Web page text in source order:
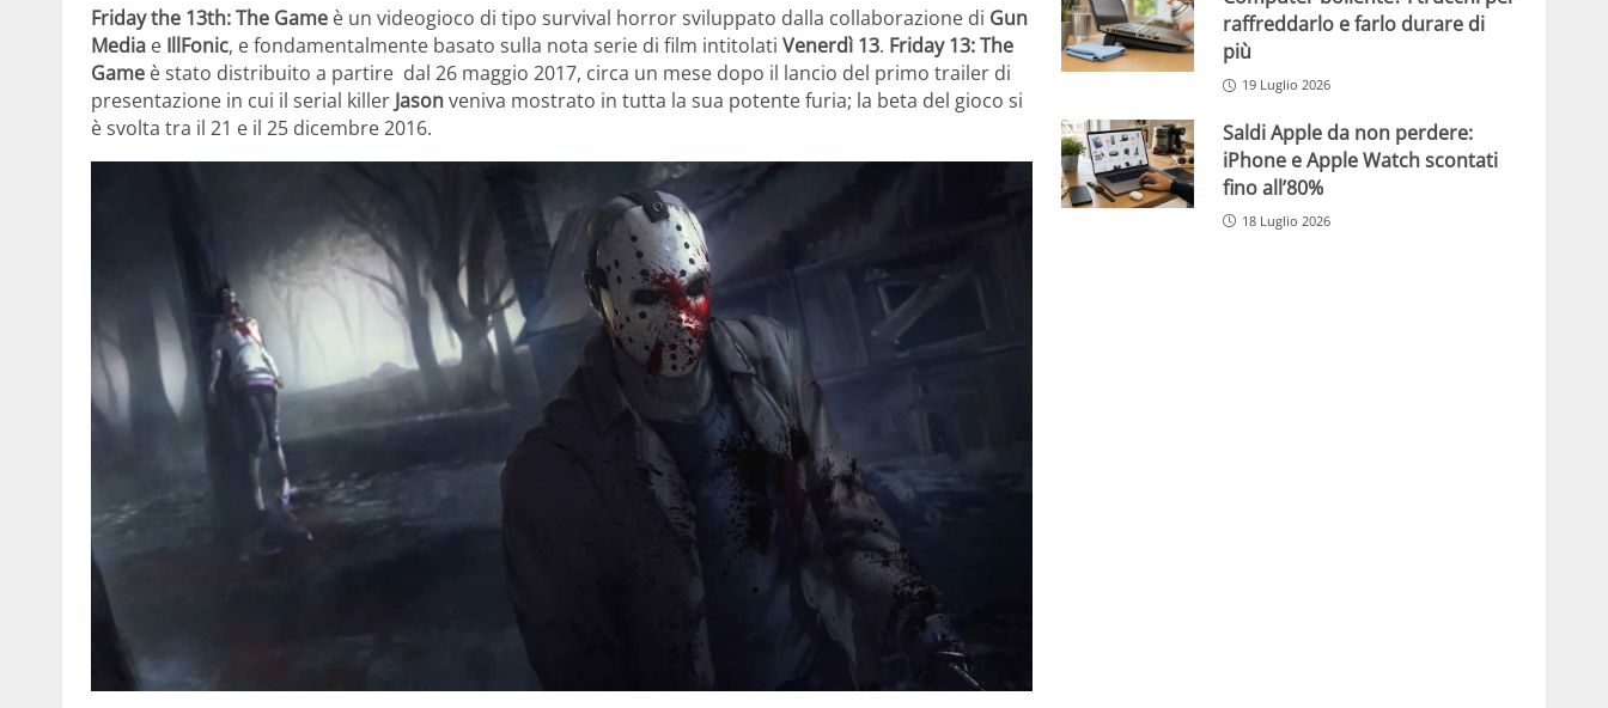
Friday the 13th: The Game è un videogioco di tipo survival horror sviluppato dalla collaborazione di Gun
Media e IllFonic, e fondamentalmente basato sulla nota serie di film intitolati Venerdì 13. Friday 13: The
Game è stato distribuito a partire dal 26 maggio 2017, circa un mese dopo il lancio del primo trailer di
presentazione in cui il serial killer Jasonveniva mostrato in tutta la sua potente furia; la beta del gioco si
è svolta tra il 21 e il 25 dicembre 2016.
raffreddarlo e farlo durare di
più
19 Luglio 2026
Saldi Apple da non perdere:
iPhone e Apple Watch scontati
fino all’80%
18 Luglio 2026